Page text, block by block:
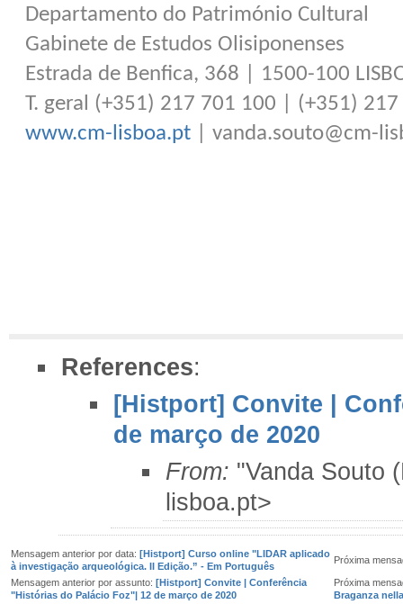
Departamento do Património Cultural
Gabinete de Estudos Olisiponenses
Estrada de Benfica, 368 | 1500-100
T. geral (+351) 217 701 100 | (+351)
www.cm-lisboa.pt | vanda.souto@cm-
References:
[Histport] Convite |
de março de 2020
From: "Vanda Souto
lisboa.pt>
Mensagem anterior por data: [Histport] Curso online "LIDAR aplicado
à investigação arqueológica. II Edição.” - Em Português
Próxima
Mensagem anterior por assunto: [Histport] Convite | Conferência
"Histórias do Palácio Foz"| 12 de março de 2020
Próxima
Braganza